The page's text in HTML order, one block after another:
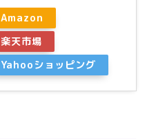
Amazon
楽天市場
Yahooショッピング